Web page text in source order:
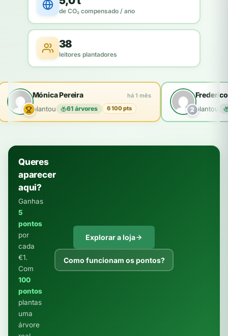
de CO₂ compensado / ano
38
leitores plantadores
Mónica Pereira há 1 mês
plantou 61 árvores 6 100 pts 2 plantou
Queres
aparecer
aqui?
Ganhas
5
pontos
por
cada
€1.
Com
100
pontos
plantas
uma
árvore
Explorar a loja
Como funcionam os pontos?